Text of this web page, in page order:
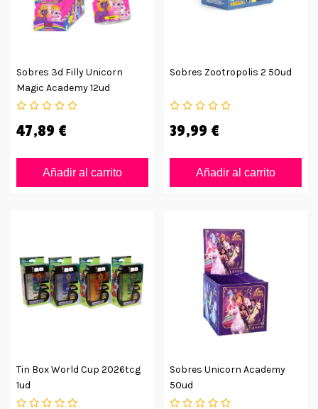
Sobres 3d Filly Unicorn
Magic Academy 12ud
47,89 €
Añadir al carrito
Sobres Zootropolis 2 50ud
39,99 €
Añadir al carrito
Tin Box World Cup 2026tcg
1ud
Sobres Unicorn Academy
50ud